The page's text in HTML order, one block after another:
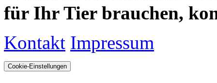
für Ihr Tier brauchen,
Kontakt Impressum
Cookie-Einstellungen